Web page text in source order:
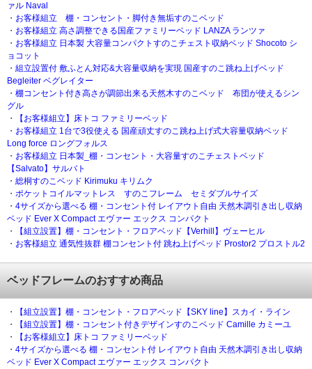
ァル Naval
・ お客様組立 棚・コンセント・脚付き無垢すのこベッド
・ お客様組立 高さ調整できる国産ファミリーベッド LANZA ランツァ
・ お客様組立 日本製 大容量コンパクトすのこチェスト収納ベッド Shocoto シ
ョコット
・ 組立設置付 敷ふとん対応&大容量収納を実現 国産すのこ跳ね上げベッド
Begleiter ベグレイター
・ 棚コンセント付き高さが調節出来る天然木すのこベッド 布団が使えるシン
グル
・
【お客様組立】床トコ ファミリーベッド
・ お客様組立 1台で3役使える 国産頑丈すのこ跳ね上げ式大容量収納ベッド
Long force ロングフォルス
・ お客様組立 日本製_棚・コンセント・大容量すのこチェストベッド
【Salvato】サルバト
・ 総桐すのこベッド Kirimuku キリムク
・ ポケットコイルマットレス すのこフレーム セミダブルサイズ
・ 4サイズから選べる 棚・コンセント付 レイアウト自由 天然木調引き出し収納
ベッド Ever X Compact エヴァー エックス コンパクト
・
【組立設置】棚・コンセント・フロアベッド【Verhill】ヴェーヒル
・ お客様組立 通気性抜群 棚コンセント付 跳ね上げベッド Prostor2 プロストル2
ベッドフレームのおすすめ商品
・
【組立設置】棚・コンセント・フロアベッド【SKY line】スカイ・ライン
・
【組立設置】棚・コンセント付きデザインすのこベッド Camille カミーユ
・
【お客様組立】床トコ ファミリーベッド
・ 4サイズから選べる 棚・コンセント付 レイアウト自由 天然木調引き出し収納
ベッド Ever X Compact エヴァー エックス コンパクト